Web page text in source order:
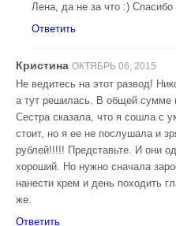
Лена, да не за что :) Спасибо
Ответить
Кристина ОКТЯБРЬ 06, 2015
Не ведитесь на этот развод!
а тут решилась. В общей сумме
Сестра сказала, что я сошла с
стоит, но я ее не послушала и
рублей!!!!! Представьте. И они
хороший. Но нужно сначала
нанести крем и день походить
же.
Ответить